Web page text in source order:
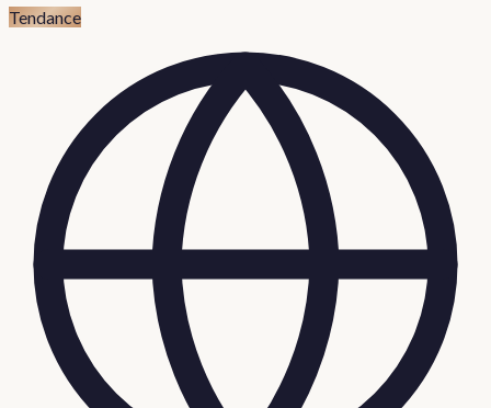
Tendance